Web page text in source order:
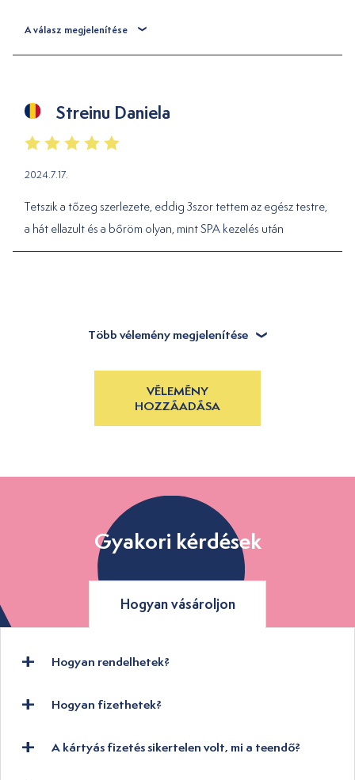
A válasz megjelenítése
Streinu Daniela
2024.7.17.
Tetszik a tőzeg szerlezete, eddig 3szor tettem az egész testre,
a hát ellazult és a bőröm olyan, mint SPA kezelés után
Több vélemény megjelenítése
VÉLEMÉNY
HOZZÁADÁSA
Gyakori kérdések
Hogyan vásároljon
Hogyan rendelhetek?
Hogyan fizethetek?
A kártyás fizetés sikertelen volt, mi a teendő?